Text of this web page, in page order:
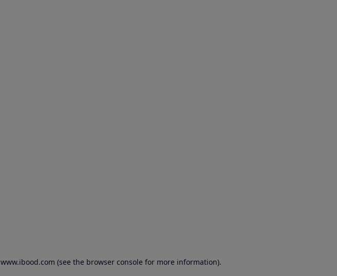
www.ibood.com (see the browser console for more information).